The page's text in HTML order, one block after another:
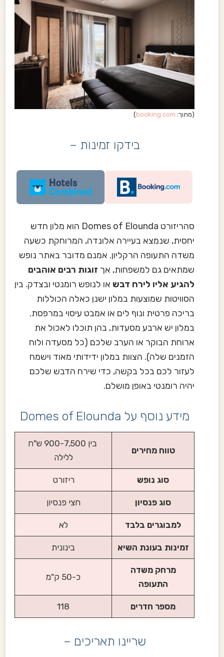
(מתוך: booking.com
)
בידקו זמינות –
סהריזורט Domes of Elounda הוא מלון חדש
יחסית, שנמצא בעיירה אלונדה, המרוחקת כשעה
משדה התעופה הרקליון. אמנם מדובר באתר נופש
שמתאים גם למשפחות, אך זוגות רבים אוהבים
להגיע אליו לירח דבש או לנופש רומנטי ובצדק. בין
הסוויטות שמוצעות במלון ישנן כאלה הכוללות
בריכה פרטית ונוף לים או אמבט עיסוי במרפסת.
במלון יש ארבע מסעדות, בהן תוכלו לאכול את
ארוחת הבוקר או הערב שלכם (כל מסעדה ולוח
הזמנים שלה). הצוות במלון ידידותי מאוד וישמח
לעזור לכם בכל בקשה, כדי שירח הדבש שלכם
יהיה רומנטי באופן מושלם.
מידע נוסף על Domes of Elounda
טווח מחירים
בין 900-7,500 ש"ח
ללילה
סוג נופש ריזורט
סוג פנסיון חצי פנסיון
למבוגרים בלבד לא
זמינות בעונת השיא בינונית
מרחק משדה
התעופה
כ-50 ק"מ
מספר חדרים 118
שריינו תאריכים –